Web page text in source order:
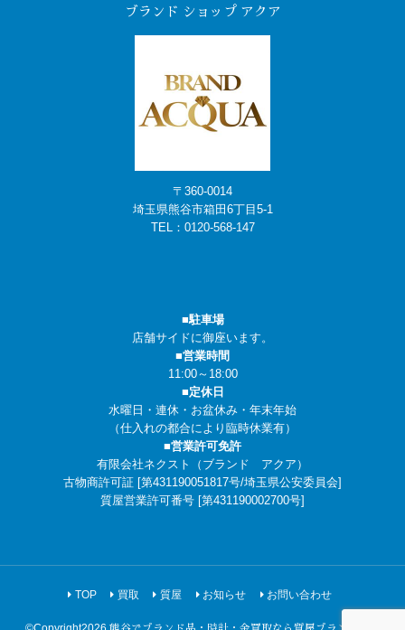
ブランド ショップ アクア
〒360-0014
埼玉県熊谷市箱田6丁目5-1
TEL： 0120-568-147
■駐車場
店舗サイドに御座います。
■営業時間
11:00～18:00
■定休日
水曜日・連休・お盆休み・年末年始
（仕入れの都合により臨時休業有）
■営業許可免許
有限会社ネクスト（ブランド アクア）
古物商許可証 [第431190051817号/埼玉県公安委員会]
質屋営業許可番号 [第431190002700号]
TOP 買取 質屋 お知らせ お問い合わせ